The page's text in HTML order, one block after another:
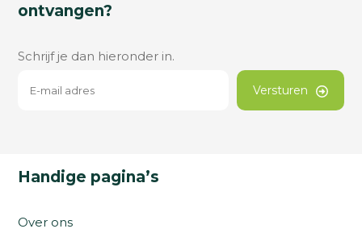
ontvangen?
Schrijf je dan hieronder in.
Versturen
Handige pagina’s
Over ons